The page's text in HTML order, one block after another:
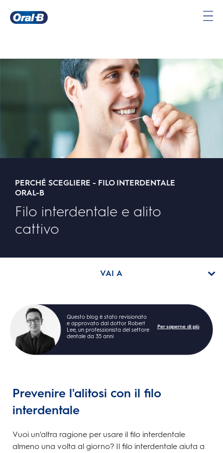
PERCHÉ SCEGLIERE - FILO INTERDENTALE
ORAL-B
Filo interdentale e alito
cattivo
VAI A
Questo blog è stato revisionato
e approvato dal dottor Robert
Lee, un professionista del settore
dentale da 35 anni
Per saperne di più
Prevenire l'alitosi con il filo
interdentale
Vuoi un'altra ragione per usare il filo interdentale
almeno una volta al giorno? Il filo interdentale aiuta a